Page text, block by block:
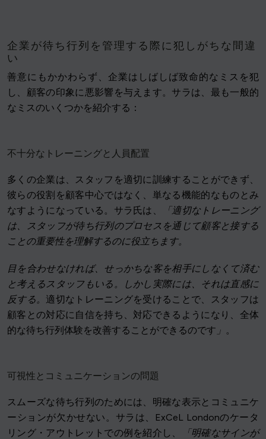
企業が待ち行列を管理する際に犯しがちな間違
い
善意にもかかわらず、企業はしばしば致命的なミスを犯
し、顧客の印象に悪影響を与えます。サラは、最も一般的
なミスのいくつかを紹介する：
不十分なトレーニングと人員配置
多くの企業は、スタッフを適切に訓練することができず、
彼らの役割を顧客中心ではなく、単なる機能的なものとみ
なすようになっている。サラ氏は、
「適切なトレーニング
は、スタッフが待ち行列のプロセスを通じて顧客と接する
ことの重要性を理解するのに役立ちます。
目を合わせなければ、せっかちな客を相手にしなくて済む
と考えるスタッフもいる。しかし実際には、それは直感に
反する。 適切なトレーニングを受けることで、スタッフは
顧客との対応に自信を持ち、対応できるようになり、全体
的な待ち行列体験を改善することができるのです 」 。
可視性とコミュニケーションの問題
スムーズな待ち行列のためには、明確な表示とコミュニケ
ーションが欠かせない。サラは、ExCeL Londonのケータ
リング・アウトレットでの例を紹介し、
「明確なサインが